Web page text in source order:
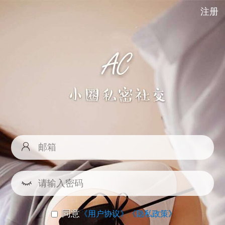
注册
同意《用户协议》《隐私政策》